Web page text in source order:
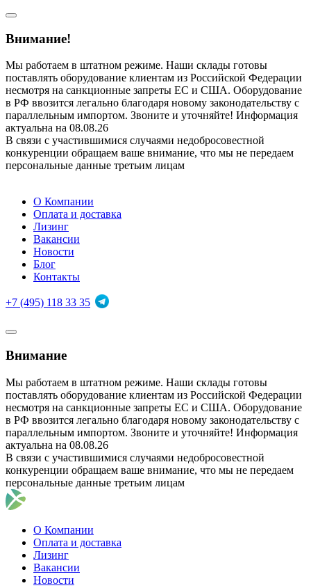
Внимание!
Мы работаем в штатном режиме. Наши склады готовы
поставлять оборудование клиентам из Российской Федерации
несмотря на санкционные запреты ЕС и США. Оборудование
в РФ ввозится легально благодаря новому законодательству с
параллельным импортом. Звоните и уточняйте! Информация
актуальна на 08.08.26
В связи с участившимися случаями недобросовестной
конкуренции обращаем ваше внимание, что мы не передаем
персональные данные третьим лицам
О Компании
Оплата и доставка
Лизинг
Вакансии
Новости
Блог
Контакты
+7 (495) 118 33 35
Внимание
Мы работаем в штатном режиме. Наши склады готовы
поставлять оборудование клиентам из Российской Федерации
несмотря на санкционные запреты ЕС и США. Оборудование
в РФ ввозится легально благодаря новому законодательству с
параллельным импортом. Звоните и уточняйте! Информация
актуальна на 08.08.26
В связи с участившимися случаями недобросовестной
конкуренции обращаем ваше внимание, что мы не передаем
персональные данные третьим лицам
О Компании
Оплата и доставка
Лизинг
Вакансии
Новости